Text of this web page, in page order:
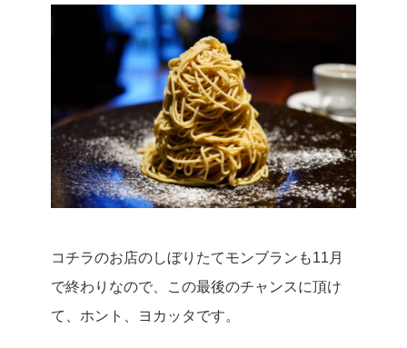
コチラのお店のしぼりたてモンブランも11月
で終わりなので、この最後のチャンスに頂け
て、ホント、ヨカッタです。